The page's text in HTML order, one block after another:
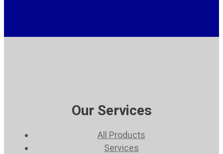
Our Services
All Products
Services